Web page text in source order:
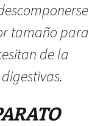
tamaño para
de la